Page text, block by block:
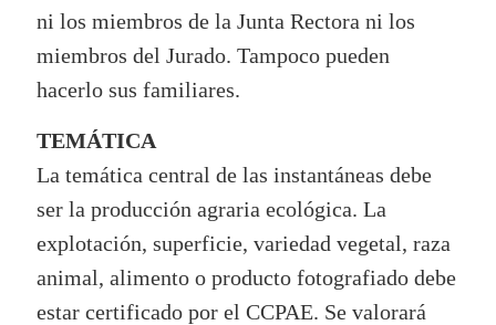
ni los miembros de la Junta Rectora ni los
miembros del Jurado. Tampoco pueden
hacerlo sus familiares.
TEMÁTICA
La temática central de las instantáneas debe
ser la producción agraria ecológica. La
explotación, superficie, variedad vegetal, raza
animal, alimento o producto fotografiado debe
estar certificado por el CCPAE. Se valorará